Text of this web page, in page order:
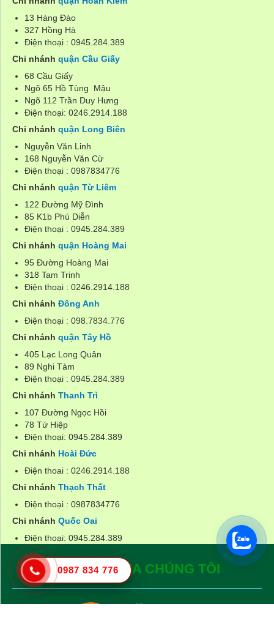
13 Hàng Đào
327 Hồng Hà
Điện thoại : 0945.284.389
Chi nhánh quận Cầu Giấy
68 Cầu Giấy
Ngõ 65 Hồ Tùng Mậu
Ngõ 112 Trần Duy Hưng
Điện thoại: 0246.2914.188
Chi nhánh quận Long Biên
Nguyễn Văn Linh
168 Nguyễn Văn Cừ
Điện thoại : 0987834776
Chi nhánh quận Từ Liêm
122 Đường Mỹ Đình
85 K1b Phú Diễn
Điện thoại : 0945.284.389
Chi nhánh quận Hoàng Mai
95 Đường Hoàng Mai
318 Tam Trinh
Điện thoại : 0246.2914.188
Chi nhánh Đông Anh
Điện thoại : 098.7834.776
Chi nhánh quận Tây Hồ
405 Lạc Long Quân
89 Nghi Tàm
Điện thoại : 0945.284.389
Chi nhánh Thanh Trì
107 Đường Ngọc Hồi
78 Tứ Hiệp
Điện thoại: 0945.284.389
Chi nhánh Hoài Đức
Điện thoai : 0246.2914.188
Chi nhánh Thạch Thất
Điện thoại : 0987834776
Chi nhánh Quốc Oai
Điện thoại: 0945.284.389
ĐỐI TÁC CỦA CHÚNG TÔI
0987 834 776